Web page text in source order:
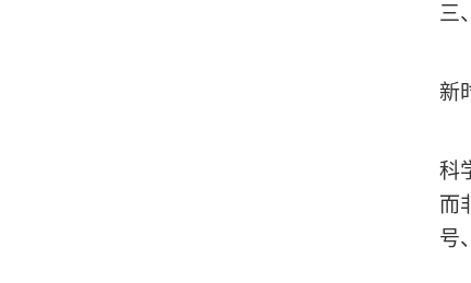
三
新
科
而
号